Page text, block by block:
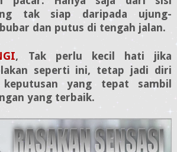
tak siap daripada ujung-
dan putus di tengah jalan.
,
Tak perlu kecil hati jika
seperti ini, tetap jadi diri
yang tepat sambil
yang terbaik.